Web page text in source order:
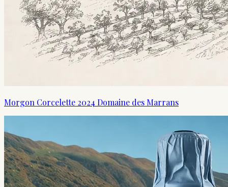
Morgon Corcelette 2024 Domaine des Marrans